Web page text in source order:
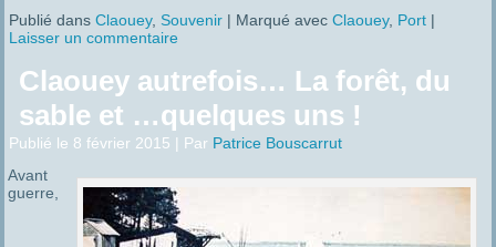
Publié dans Claouey, Souvenir | Marqué avec Claouey, Port |
Laisser un commentaire
Claouey autrefois… La forêt, du
sable et …quelques uns !
Publié le 8 février 2015 | Par Patrice Bouscarrut
Avant
guerre,